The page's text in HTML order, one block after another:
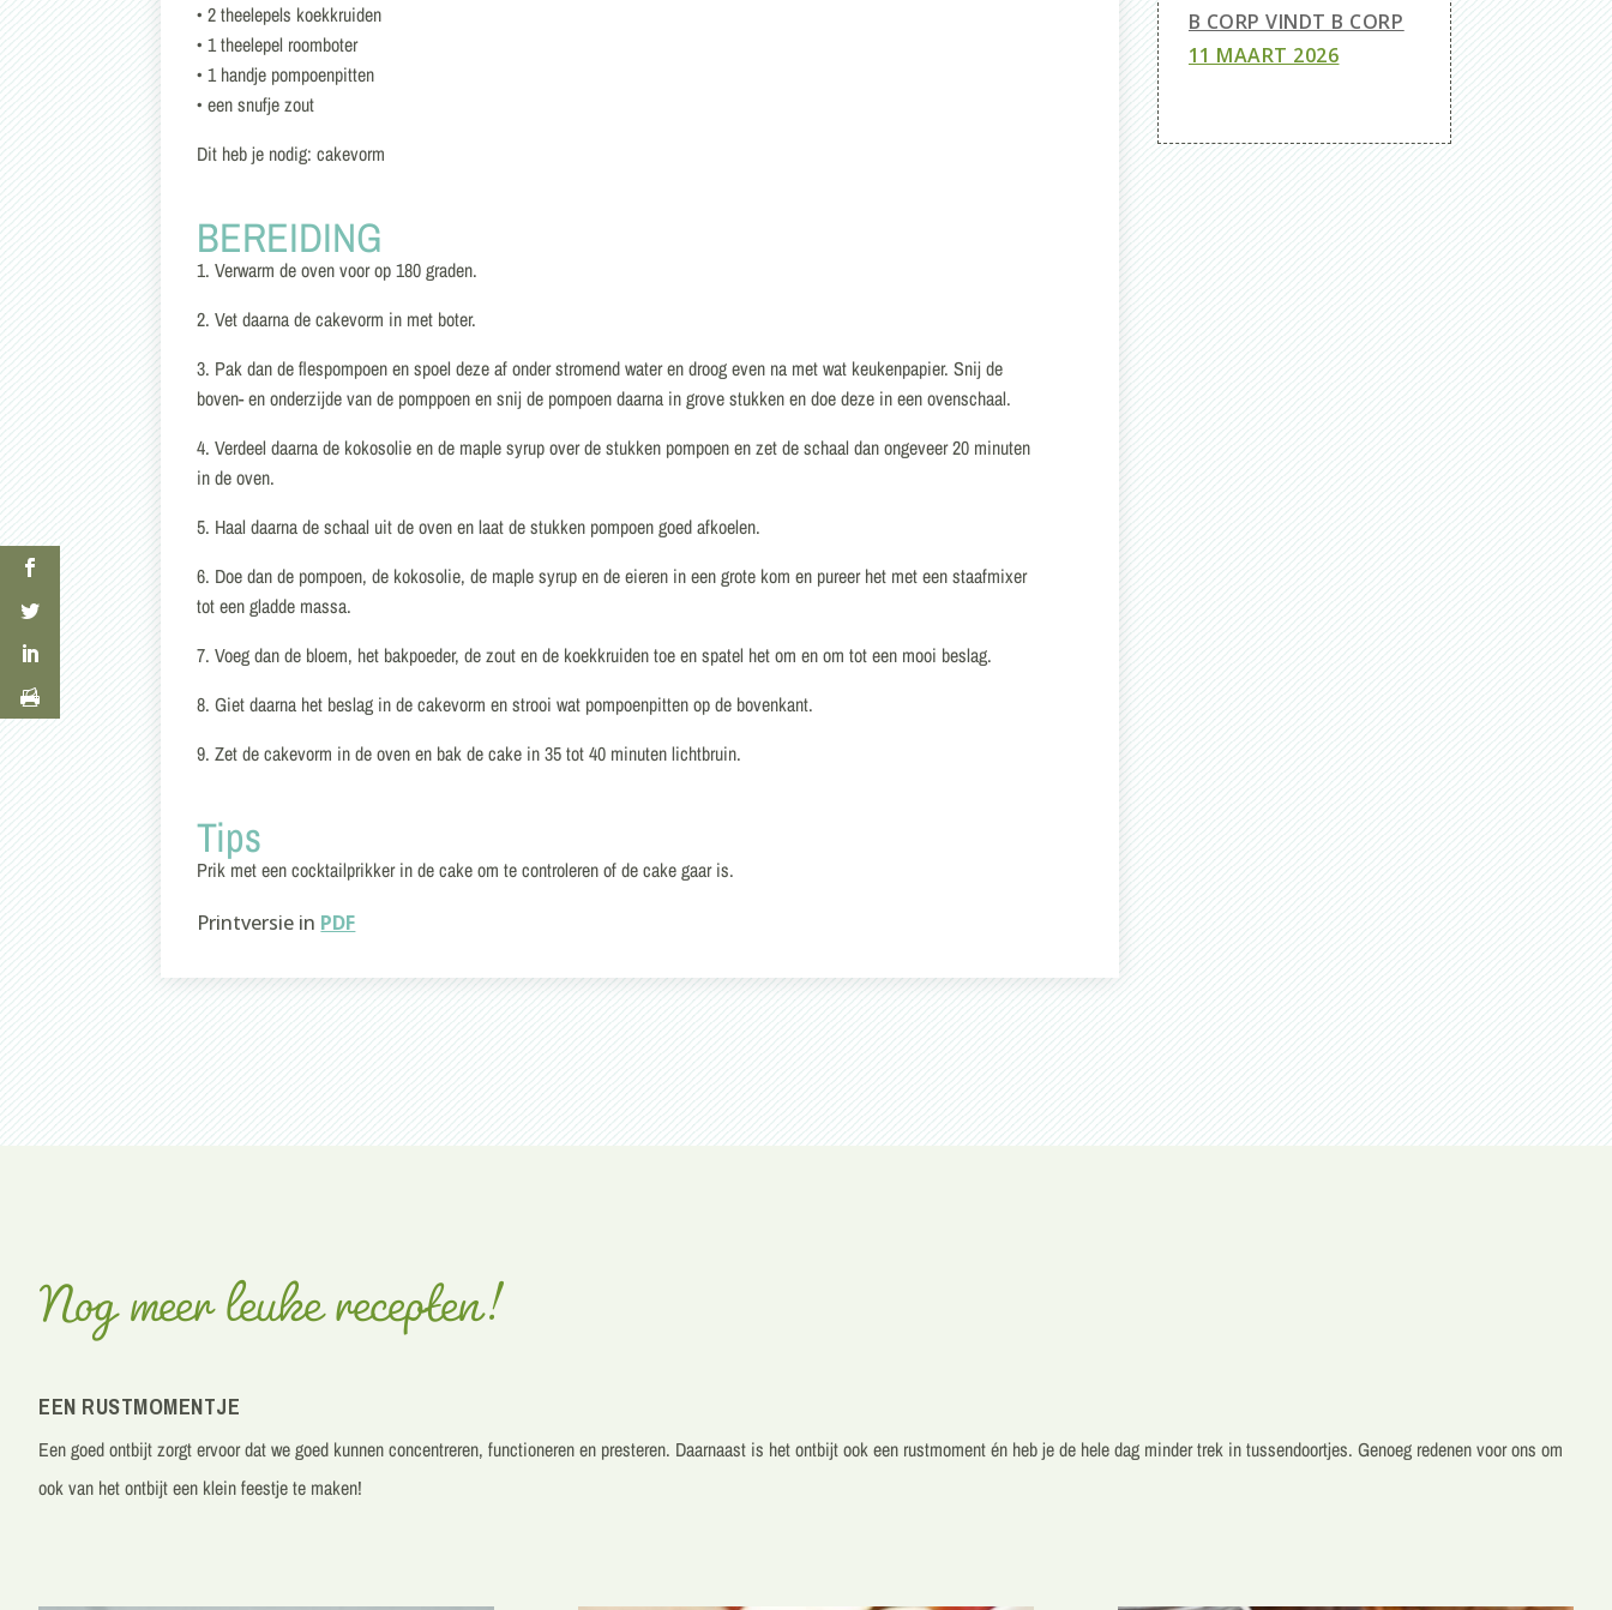
• 2 theelepels koekkruiden
• 1 theelepel roomboter
• 1 handje pompoenpitten
• een snufje zout
Dit heb je nodig: cakevorm
BEREIDING
1. Verwarm de oven voor op 180 graden.
2. Vet daarna de cakevorm in met boter.
3. Pak dan de flespompoen en spoel deze af onder stromend water en droog even na met wat keukenpapier. Snij de
boven- en onderzijde van de pomppoen en snij de pompoen daarna in grove stukken en doe deze in een ovenschaal.
4. Verdeel daarna de kokosolie en de maple syrup over de stukken pompoen en zet de schaal dan ongeveer 20 minuten
in de oven.
5. Haal daarna de schaal uit de oven en laat de stukken pompoen goed afkoelen.
6. Doe dan de pompoen, de kokosolie, de maple syrup en de eieren in een grote kom en pureer het met een staafmixer
tot een gladde massa.
7. Voeg dan de bloem, het bakpoeder, de zout en de koekkruiden toe en spatel het om en om tot een mooi beslag.
8. Giet daarna het beslag in de cakevorm en strooi wat pompoenpitten op de bovenkant.
9. Zet de cakevorm in de oven en bak de cake in 35 tot 40 minuten lichtbruin.
Tips
Prik met een cocktailprikker in de cake om te controleren of de cake gaar is.
Printversie in PDF
B CORP VINDT B CORP
11 MAART 2026
Nog meer leuke recepten!
EEN RUSTMOMENTJE
Een goedontbijtzorgt ervoor dat we goed kunnen concentreren, functioneren en presteren. Daarnaast is het ontbijt ook een rustmoment én heb je de hele dag minder trek in tussendoortjes. Genoeg redenen voor ons om
ook van het ontbijt een klein feestje te maken!